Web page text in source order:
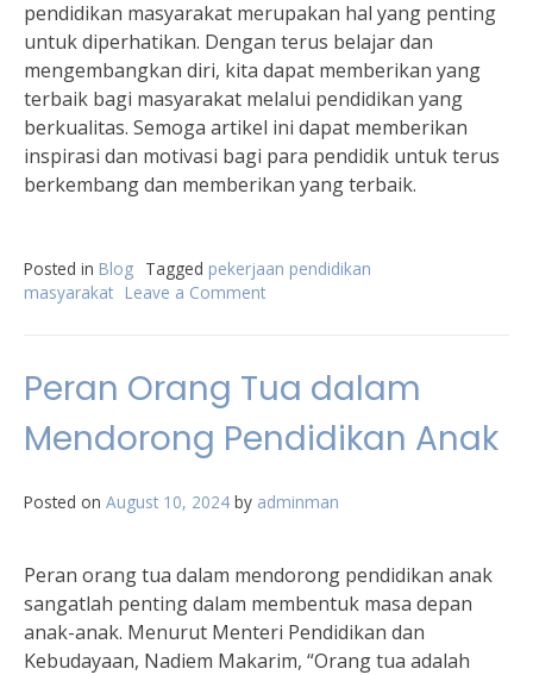
pendidikan masyarakat merupakan hal yang penting
untuk diperhatikan. Dengan terus belajar dan
mengembangkan diri, kita dapat memberikan yang
terbaik bagi masyarakat melalui pendidikan yang
berkualitas. Semoga artikel ini dapat memberikan
inspirasi dan motivasi bagi para pendidik untuk terus
berkembang dan memberikan yang terbaik.
Posted in Blog Tagged pekerjaan pendidikan
masyarakat Leave a Comment
Pengembangan
dalam
Pendidikan
Peran Orang Tua dalam
Mendorong Pendidikan Anak
Posted on August 10, 2024 by adminman
Peran orang tua dalam mendorong pendidikan anak
sangatlah penting dalam membentuk masa depan
anak-anak. Menurut Menteri Pendidikan dan
Kebudayaan, Nadiem Makarim, “Orang tua adalah